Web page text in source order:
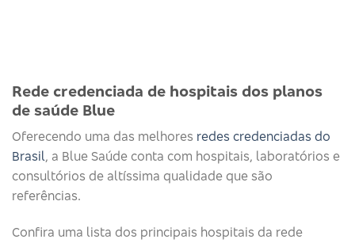
Rede credenciada de hospitais dos planos
de saúde Blue
Oferecendo uma das melhores redes credenciadas do
Brasil, a Blue Saúde conta com hospitais, laboratórios e
consultórios de altíssima qualidade que são
referências.
Confira uma lista dos principais hospitais da rede